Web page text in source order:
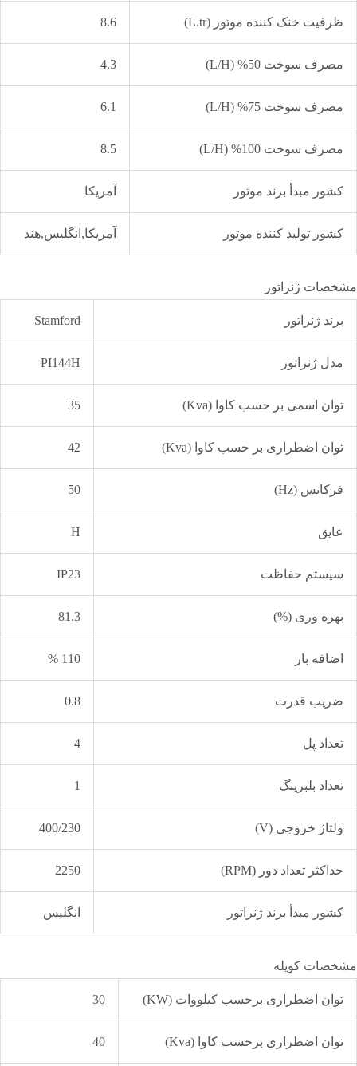
ظرفیت خنک کننده موتور (L.tr) 8.6
مصرف سوخت 50% (L/H) 4.3
مصرف سوخت 75% (L/H) 6.1
مصرف سوخت 100% (L/H) 8.5
کشور مبدأ برند موتور آمریکا
کشور تولید کننده موتور آمریکا,انگلیس,هند
مشخصات ژنراتور
برند ژنراتور Stamford
مدل ژنراتور PI144H
توان اسمی بر حسب کاوا (Kva) 35
توان اضطراری بر حسب کاوا (Kva) 42
فرکانس (Hz) 50
عایق H
سیستم حفاظت IP23
بهره وری (%) 81.3
اضافه بار 110 %
ضریب قدرت 0.8
تعداد پل 4
تعداد بلبرینگ 1
ولتاژ خروجی (V) 400/230
حداکثر تعداد دور (RPM) 2250
کشور مبدأ برند ژنراتور انگلیس
مشخصات کویله
توان اضطراری برحسب کیلووات (KW) 30
توان اضطراری برحسب کاوا (Kva) 40